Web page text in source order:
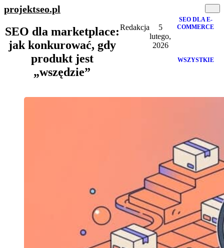
projektseo.pl
SEO dla marketplace:
jak konkurować, gdy
produkt jest
„wszędzie”
Redakcja
5
lutego,
2026
SEO DLA E-
COMMERCE
WSZYSTKIE